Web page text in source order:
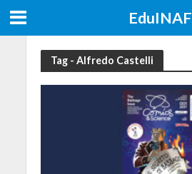
EduINAF
Tag - Alfredo Castelli